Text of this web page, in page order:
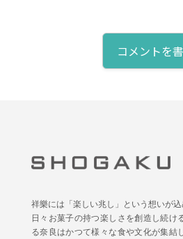
コメントを
祥樂には「楽しい兆し」という想いが込
日々お菓子の持つ楽しさを創造し続け
る奈良はかつて様々な食や文化が集結